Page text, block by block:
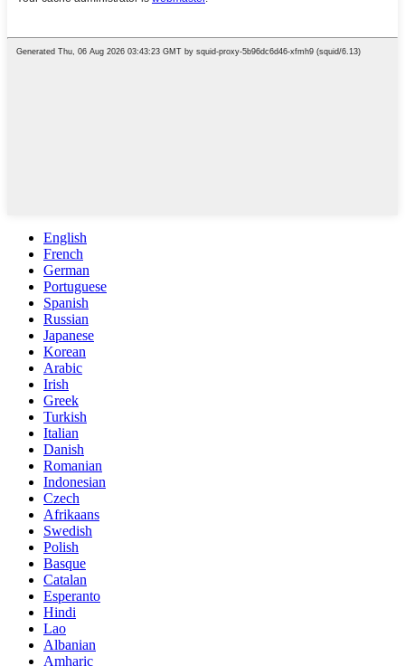
English
French
German
Portuguese
Spanish
Russian
Japanese
Korean
Arabic
Irish
Greek
Turkish
Italian
Danish
Romanian
Indonesian
Czech
Afrikaans
Swedish
Polish
Basque
Catalan
Esperanto
Hindi
Lao
Albanian
Amharic